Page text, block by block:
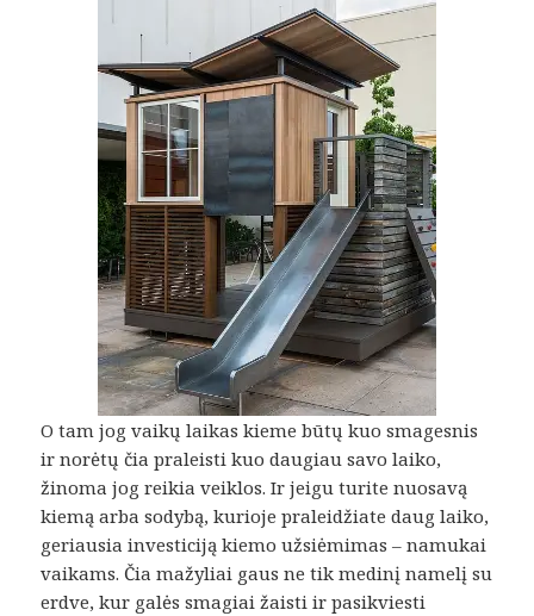
O tam jog vaikų laikas kieme būtų kuo smagesnis
ir norėtų čia praleisti kuo daugiau savo laiko,
žinoma jog reikia veiklos. Ir jeigu turite nuosavą
kiemą arba sodybą, kurioje praleidžiate daug laiko,
geriausia investiciją kiemo užsiėmimas – namukai
vaikams. Čia mažyliai gaus ne tik medinį namelį su
erdve, kur galės smagiai žaisti ir pasikviesti